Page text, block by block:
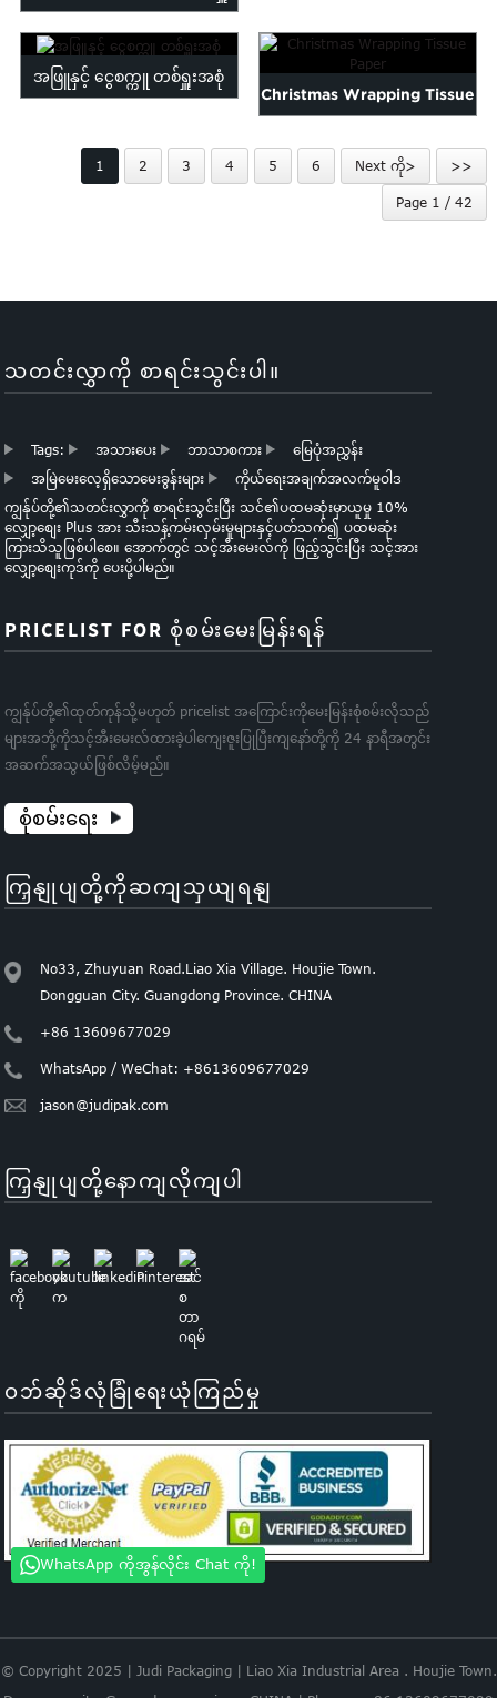
စက္ကူအမြောက်အများ
အဖြူနှင့် ငွေစက္ကူ တစ်ရှူးအစုံ
Christmas Wrapping Tissue
1 2 3 4 5 6 Next ကို> >>
Page 1 / 42
သတင်းလွှာကို စာရင်းသွင်းပါ။
Tags: အသားပေး ဘာသာစကား
မြေပုံအညွှန်း
အမြဲမေးလေ့ရှိသောမေးခွန်းများ
ကိုယ်ရေးအချက်အလက်မူဝါဒ
ကျွန်ုပ်တို့၏သတင်းလွှာကို စာရင်းသွင်းပြီး သင်၏ပထမဆုံးမှာယူမှု 10%
လျှော့စျေး Plus အား သီးသန့်ကမ်းလှမ်းမှုများနှင့်ပတ်သက်၍ ပထမဆုံး
ကြားသိသူဖြစ်ပါစေ။ အောက်တွင် သင့်အီးမေးလ်ကို ဖြည့်သွင်းပြီး သင့်အား
လျှော့စျေးကုဒ်ကို ပေးပို့ပါမည်။
PRICELIST FOR စုံစမ်းမေးမြန်းရန်
ကျွန်ုပ်တို့၏ထုတ်ကုန်သို့မဟုတ် pricelist အကြောင်းကိုမေးမြန်းစုံစမ်းလိုသည်
များအဘို့ကိုသင့်အီးမေးလ်ထားခဲ့ပါကျေးဇူးပြုပြီးကျနော်တို့ကို 24 နာရီအတွင်း
အဆက်အသွယ်ဖြစ်လိမ့်မည်။
စုံစမ်းရေး
ကြှနျုပျတို့ကိုဆကျသှယျရနျ
No33, Zhuyuan Road.Liao Xia Village. Houjie Town.
Dongguan City. Guangdong Province. CHINA
+86 13609677029
WhatsApp / WeChat: +8613609677029
jason@judipak.com
ကြှနျုပျတို့နောကျလိုကျပါ
ဝဘ်ဆိုဒ်လုံခြုံရေးယုံကြည်မှု
WhatsApp ကိုအွန်လိုင်း Chat ကို!
© Copyright 2025 | Judi Packaging | Liao Xia Industrial Area . Houjie Town.